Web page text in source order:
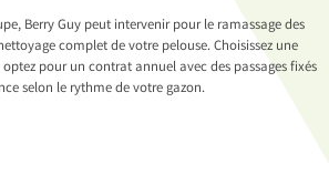
Berry Guy peut intervenir pour le ramassage des
complet de votre pelouse. Choisissez une
pour un contrat annuel avec des passages fixés
selon le rythme de votre gazon.